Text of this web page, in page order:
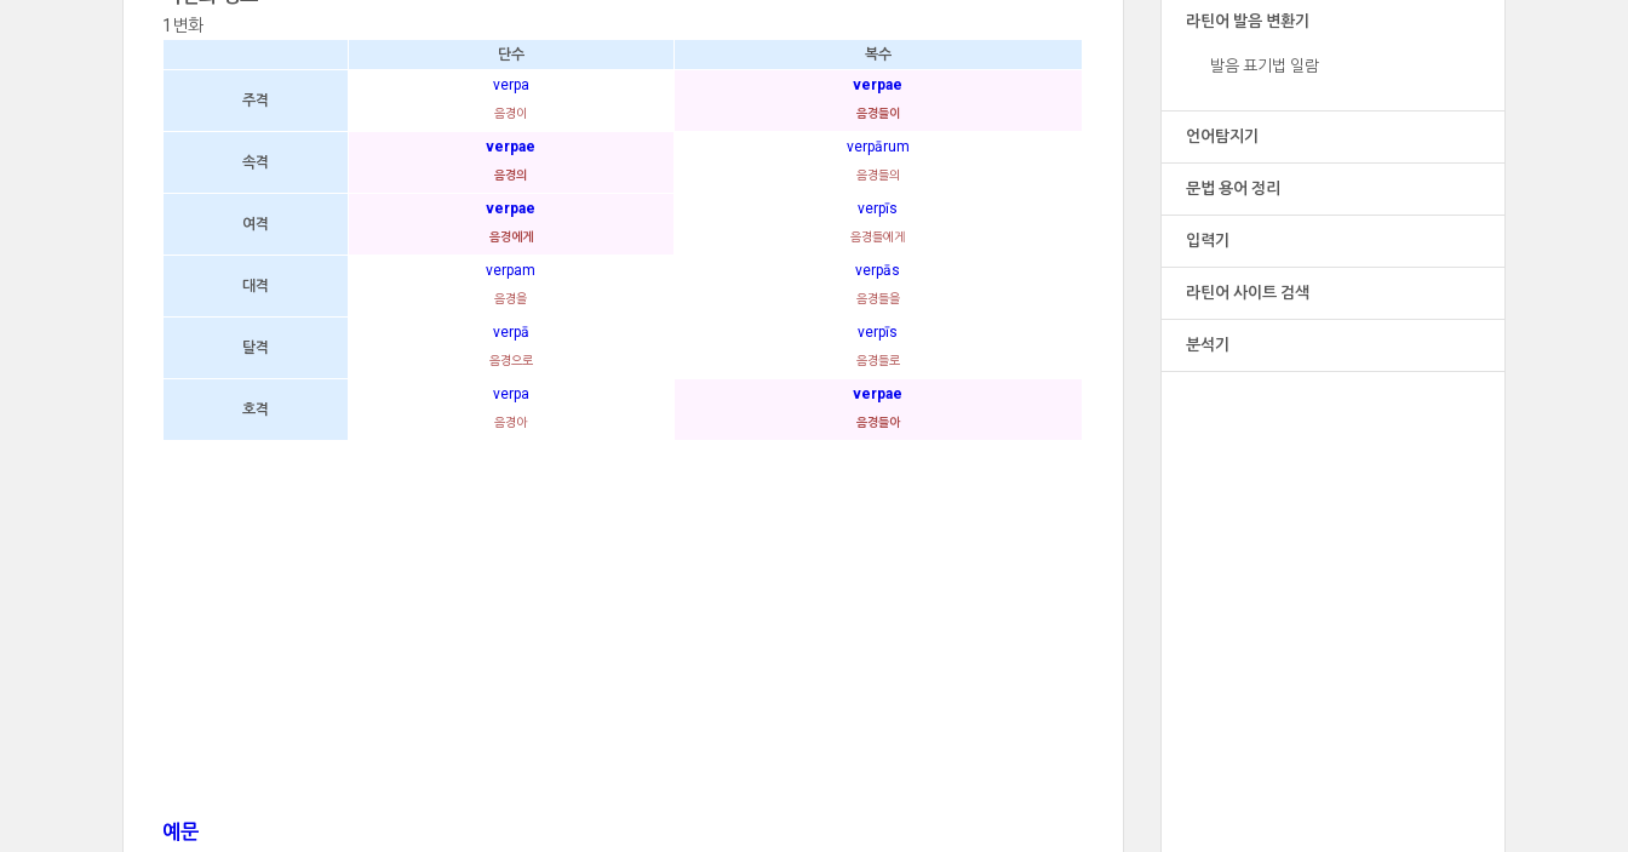
라틴어 발음 변환기
발음 표기법 일람
언어탐지기
문법 용어 정리
입력기
라틴어 사이트 검색
분석기
1변화
단수 복수
주격
verpa
음경이
verpae
음경들이
속격
verpae
음경의
verpārum
음경들의
여격
verpae
음경에게
verpīs
음경들에게
대격
verpam
음경을
verpās
음경들을
탈격
verpā
음경으로
verpīs
음경들로
호격
verpa
음경아
verpae
음경들아
예문